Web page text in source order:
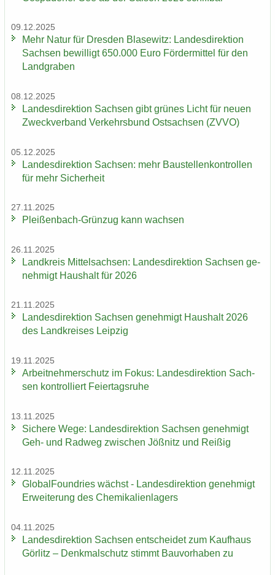
09.12.2025
Mehr Natur für Dres­den Bla­se­witz: Lan­des­di­rek­ti­on
Sach­sen be­wil­ligt 650.000 Euro För­der­mit­tel für den
Land­gra­ben
08.12.2025
Lan­des­di­rek­ti­on Sach­sen gibt grü­nes Licht für neuen
Zweck­ver­band Ver­kehrs­bund Ost­sach­sen (ZVVO)
05.12.2025
Lan­des­di­rek­ti­on Sach­sen: mehr Bau­stel­len­kon­trol­len
für mehr Si­cher­heit
27.11.2025
Pleißenbach-​Grünzug kann wach­sen
26.11.2025
Land­kreis Mit­tel­sach­sen: Lan­des­di­rek­ti­on Sach­sen ge­
neh­migt Haus­halt für 2026
21.11.2025
Lan­des­di­rek­ti­on Sach­sen ge­neh­migt Haus­halt 2026
des Land­krei­ses Leip­zig
19.11.2025
Ar­beit­neh­mer­schutz im Fokus: Lan­des­di­rek­ti­on Sach­
sen kon­trol­liert Fei­er­tags­ru­he
13.11.2025
Si­che­re Wege: Lan­des­di­rek­ti­on Sach­sen ge­neh­migt
Geh- und Rad­weg zwi­schen Jöß­nitz und Rei­ßig
12.11.2025
Glo­bal­Found­ries wächst - Lan­des­di­rek­ti­on ge­neh­migt
Er­wei­te­rung des Che­mi­ka­li­en­la­gers
04.11.2025
Lan­des­di­rek­ti­on Sach­sen ent­schei­det zum Kauf­haus
Gör­litz – Denk­mal­schutz stimmt Bau­vor­ha­ben zu